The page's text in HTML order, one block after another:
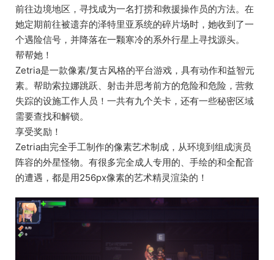
前往边境地区，寻找成为一名打捞和救援操作员的方法。在
她定期前往被遗弃的泽特里亚系统的碎片场时，她收到了一
个遇险信号，并降落在一颗寒冷的系外行星上寻找源头。
帮帮她！
Zetria是一款像素/复古风格的平台游戏，具有动作和益智元
素。帮助索拉娜跳跃、射击并思考前方的危险和危险，营救
失踪的设施工作人员！一共有九个关卡，还有一些秘密区域
需要查找和解锁。
享受奖励！
Zetria由完全手工制作的像素艺术制成，从环境到组成演员
阵容的外星怪物。有很多完全成人专用的、手绘的和全配音
的遭遇，都是用256px像素的艺术精灵渲染的！